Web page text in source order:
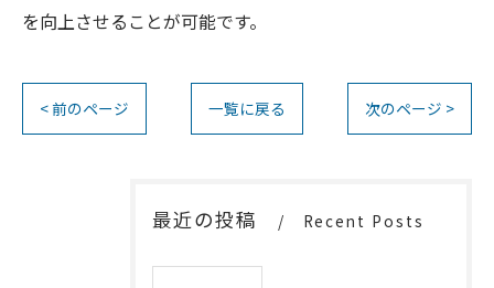
を向上させることが可能です。
< 前のページ 一覧に戻る 次のページ >
最近の投稿 Recent Posts